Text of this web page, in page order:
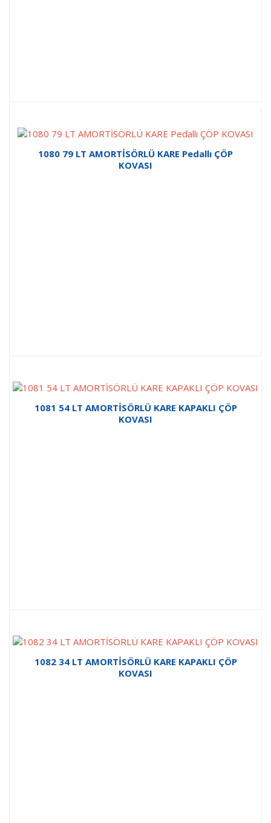
1080 79 LT AMORTİSÖRLÜ KARE Pedallı ÇÖP
KOVASI
1081 54 LT AMORTİSÖRLÜ KARE KAPAKLI ÇÖP
KOVASI
1082 34 LT AMORTİSÖRLÜ KARE KAPAKLI ÇÖP
KOVASI